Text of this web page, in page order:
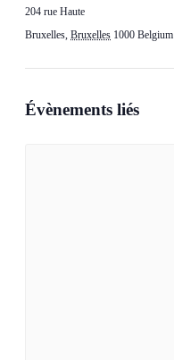
204 rue Haute
Bruxelles, Bruxelles 1000 Belgium
Évènements liés